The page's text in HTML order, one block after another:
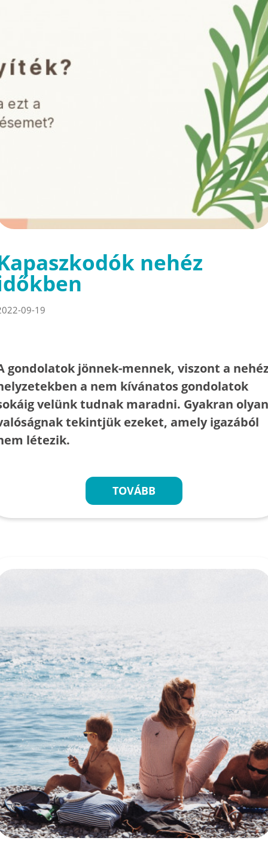
nehéz
09-19
gondolatok jönnek-mennek, viszont a
a nem kívánatos gondolatok
velünk tudnak maradni. Gyakran olyan
tekintjük ezeket, amely igazából
létezik.
TOVÁBB